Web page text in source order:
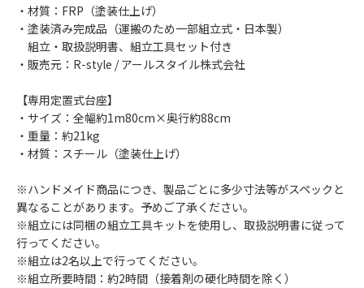
・材質：FRP（塗装仕上げ）
・塗装済み完成品（運搬のため一部組立式・日本製）
組立・取扱説明書、組立工具セット付き
・販売元：R-style / アールスタイル株式会社
【専用定置式台座】
・サイズ：全幅約1m80cm×奥行約88cm
・重量：約21kg
・材質：スチール（塗装仕上げ）
※ハンドメイド商品につき、製品ごとに多少寸法等がスペックと
異なることがあります。予めご了承ください。
※組立には同梱の組立工具キットを使用し、取扱説明書に従って
行ってください。
※組立は2名以上で行ってください。
※組立所要時間：約2時間（接着剤の硬化時間を除く）